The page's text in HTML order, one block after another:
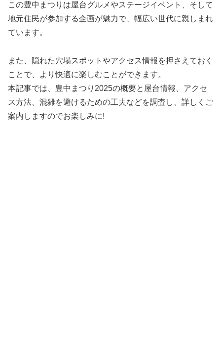
この豊中まつりは屋台グルメやステージイベント、そして
地元住民が参加する企画が魅力で、幅広い世代に親しまれ
ています。
また、隠れた穴場スポットやアクセス情報を押さえておく
ことで、より快適に楽しむことができます。
本記事では、豊中まつり2025の概要と屋台情報、アクセ
ス方法、混雑を避けるための工夫などを調査し、詳しくご
案内しますのでお楽しみに!